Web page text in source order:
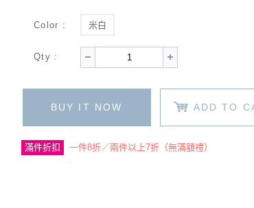
Color : 米白
Qty :
BUY IT NOW ADD TO
滿件折扣 一件8折／兩件以上7折（無滿額禮）